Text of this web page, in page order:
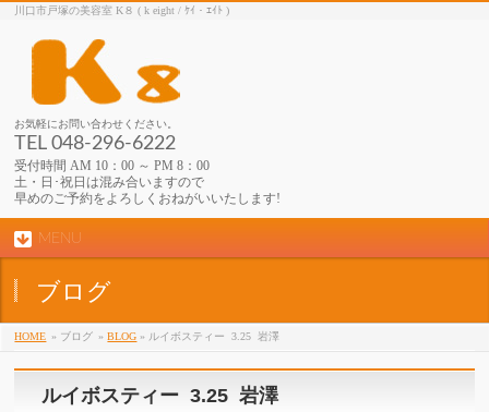
川口市戸塚の美容室 K８ ( k eight / ｹｲ・ｴｲﾄ )
お気軽にお問い合わせください。
TEL 048-296-6222
受付時間 AM 10：00 ～ PM 8：00
土・日･祝日は混み合いますので
早めのご予約をよろしくおねがいいたします!
MENU
ブログ
HOME » ブログ »BLOG » ルイボスティー 3.25 岩澤
ルイボスティー 3.25 岩澤